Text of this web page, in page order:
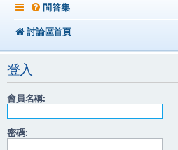
問答集
討論區首頁
登入
會員名稱:
密碼: